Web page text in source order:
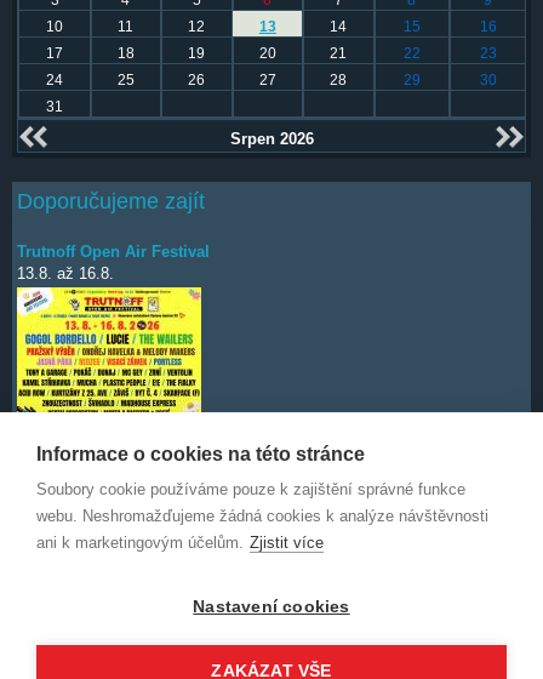
10
11 12 13 14 15
16
17
18 19 20 21 22
23
24
25 26 27 28 29
30
31
Srpen 2026
Doporučujeme zajít
Trutnoff Open Air Festival
13.8. až 16.8.
Deep Purple
7.10.
Informace o cookies na této stránce
Soubory cookie používáme pouze k zajištění správné funkce
webu. Neshromažďujeme žádná cookies k analýze návštěvnosti
ani k marketingovým účelům. Zjistit více
Nastavení cookies
ZAKÁZAT VŠE